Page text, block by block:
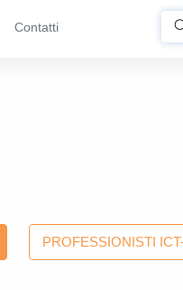
Contatti
PROFESSIONISTI